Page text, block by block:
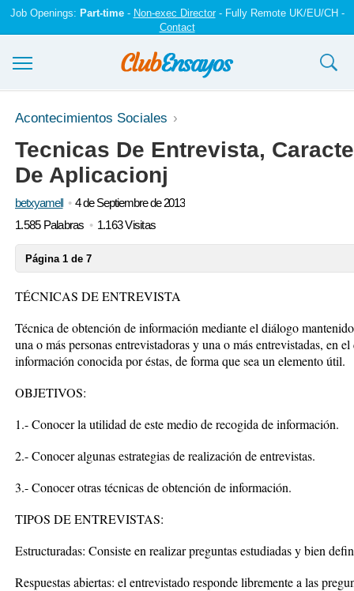
Job Openings: Part-time- Non-exec Director- Fully Remote UK/EU/CH -
Contact
Ensayos y trabajos
Registrarse
Iniciar sesión
Acontecimientos Sociales
Tecnicas De Entrevista,
De Aplicacionj
betxyamell
4 de Septiembre de 2013
1.585 Palabras
1.163 Visitas
Página 1 de 7
TÉCNICAS DE ENTREVISTA
Técnica de obtención de información mediante el diálogo
una o más personas entrevistadoras y una o más entrevistadas, en
información conocida por éstas, de forma que sea un elemento útil.
OBJETIVOS:
1.- Conocer la utilidad de este medio de recogida de información.
2.- Conocer algunas estrategias de realización de entrevistas.
3.- Conocer otras técnicas de obtención de información.
TIPOS DE ENTREVISTAS:
Estructuradas: Consiste en realizar preguntas estudiadas y bien
Respuestas abiertas: el entrevistado responde libremente a las